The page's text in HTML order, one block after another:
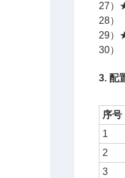
27）
28）
29）
30）
3. 配
序号
1
2
3